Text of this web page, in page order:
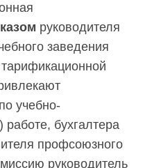
руководителя
заведения
учебно-
работе, бухгалтера
профсоюзного
руководитель